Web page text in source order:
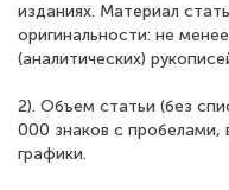
изданиях. Материал
оригинальности: не
(аналитических)
2). Объем статьи (без
000 знаков с пробелами,
графики.